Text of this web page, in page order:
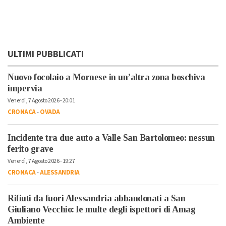
ULTIMI PUBBLICATI
Nuovo focolaio a Mornese in un’altra zona boschiva
impervia
Venerdì, 7 Agosto 2026 - 20:01
CRONACA-OVADA
Incidente tra due auto a Valle San Bartolomeo: nessun
ferito grave
Venerdì, 7 Agosto 2026 - 19:27
CRONACA-ALESSANDRIA
Rifiuti da fuori Alessandria abbandonati a San
Giuliano Vecchio: le multe degli ispettori di Amag
Ambiente